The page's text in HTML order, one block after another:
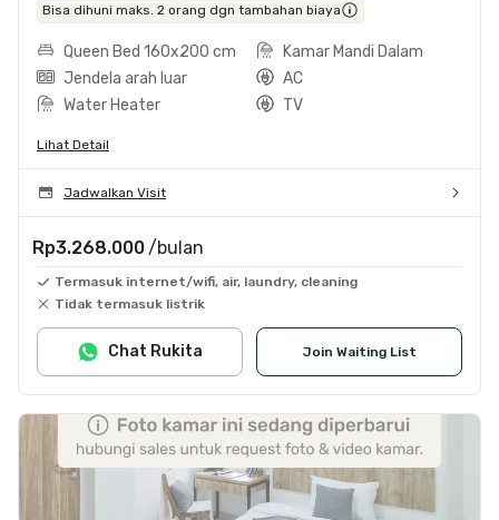
Bisa dihuni maks. 2 orang dgn tambahan biaya
Queen Bed 160x200 cm
Kamar Mandi Dalam
Jendela arah luar
AC
Water Heater
TV
Lihat Detail
Jadwalkan Visit
Rp3.268.000 /bulan
Termasuk internet/wifi, air, laundry, cleaning
Tidak termasuk listrik
Join Waiting List
Chat Rukita